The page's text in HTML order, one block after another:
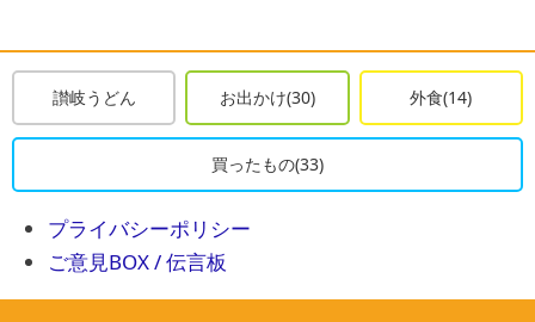
肉うどん(49) ざるうどん(41) ケーキレシピ(41)
丸亀市(40) 丸亀市のうどん店(38) 観音寺市のうどん店(37)
今日の朝ごはん(35) 三豊市(33) 日記レシピ(33)
讃岐うどんの通販(29)
しょうゆうどん(26) 善通寺市のうどん店(26)
三豊市のうどん店(25) 天ぷらうどん(24)
ティータイム(23) 閉店(22) きつねうどん(22) 坂出市(21)
讃岐うどん お出かけ(30) 外食(14)
買ったもの(33)
プライバシーポリシー
ご意見BOX / 伝言板